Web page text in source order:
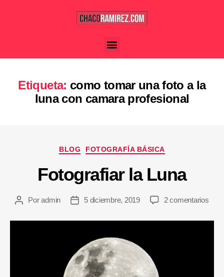
Etiqueta: como tomar una foto a la
luna con camara profesional
BLOG FOTOGRAFÍA BÁSICA
Fotografiar la Luna
Poradmin 5 diciembre, 2019 2 comentarios